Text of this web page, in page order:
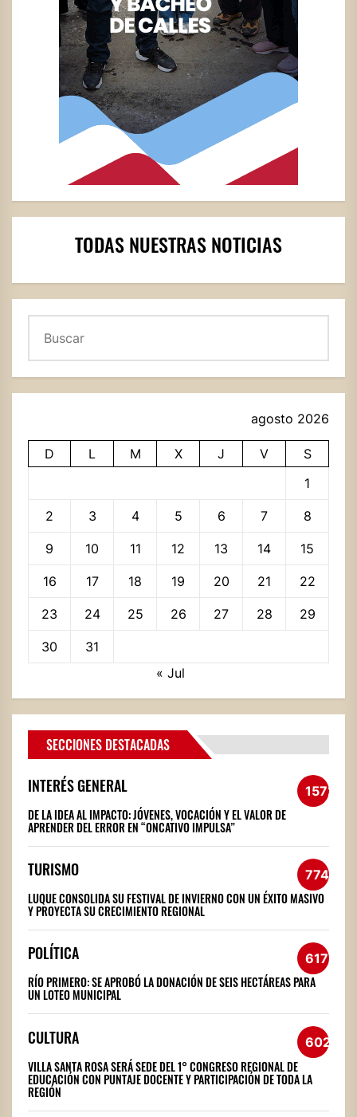
TODAS NUESTRAS NOTICIAS
agosto 2026
D L M X J V
S
1
2 3 4 5 6 7 8
9 10 11 12 13 14 15
16 17 18 19 20 21 22
23 24 25 26 27 28 29
30
31
« Jul
SECCIONES DESTACADAS
INTERÉS GENERAL 1572
DE LA IDEA AL IMPACTO: JÓVENES, VOCACIÓN Y EL VALOR DE
APRENDER DEL ERROR EN “ONCATIVO IMPULSA”
TURISMO 774
LUQUE CONSOLIDA SU FESTIVAL DE INVIERNO CON UN ÉXITO MASIVO
Y PROYECTA SU CRECIMIENTO REGIONAL
POLÍTICA 617
RÍO PRIMERO: SE APROBÓ LA DONACIÓN DE SEIS HECTÁREAS PARA
UN LOTEO MUNICIPAL
CULTURA 602
VILLA SANTA ROSA SERÁ SEDE DEL 1° CONGRESO REGIONAL DE
EDUCACIÓN CON PUNTAJE DOCENTE Y PARTICIPACIÓN DE TODA LA
REGIÓN